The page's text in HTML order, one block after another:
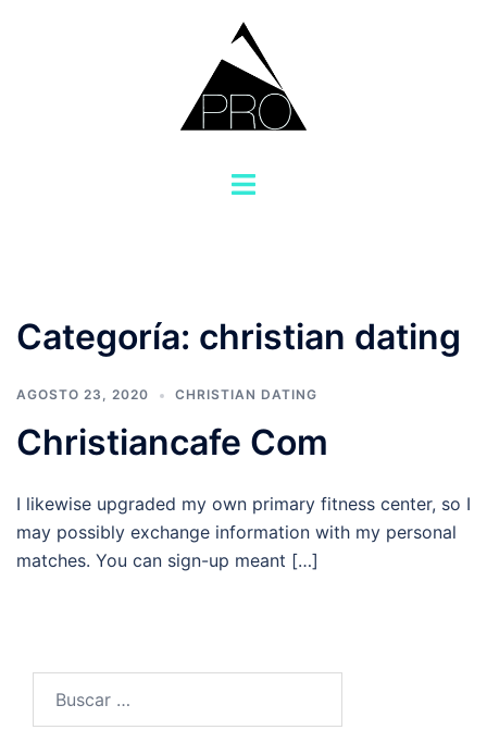
Alternar
Categoría: christian dating
AGOSTO 23, 2020 CHRISTIAN DATING
Christiancafe Com
I likewise upgraded my own primary fitness center, so I
may possibly exchange information with my personal
matches. You can sign-up meant […]